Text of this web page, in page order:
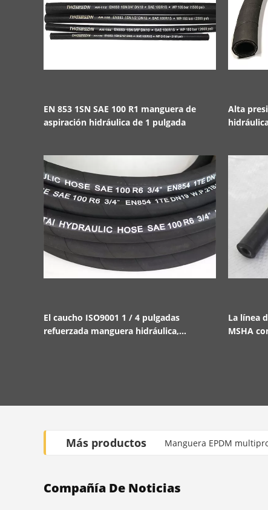
EN 853 1SN SAE 100 R1 manguera de
aspiración hidráulica de 1 pulgada
Alta
El caucho ISO9001 1 / 4 pulgadas
refuerzada manguera hidráulica,
La línea
MSHA
Más productos Manguera EPDM
Compañía De Noticias